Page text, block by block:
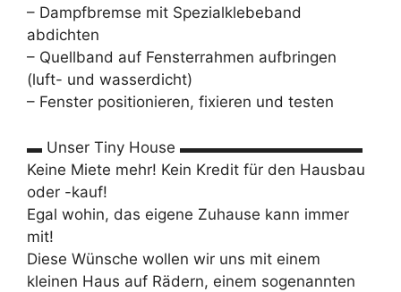
– Dampfbremse mit Spezialklebeband
abdichten
– Quellband auf Fensterrahmen aufbringen
(luft- und wasserdicht)
– Fenster positionieren, fixieren und testen
▬ Unser Tiny House ▬▬▬▬▬▬▬▬▬▬▬▬
Keine Miete mehr! Kein Kredit für den Hausbau
oder -kauf!
Egal wohin, das eigene Zuhause kann immer
mit!
Diese Wünsche wollen wir uns mit einem
kleinen Haus auf Rädern, einem sogenannten